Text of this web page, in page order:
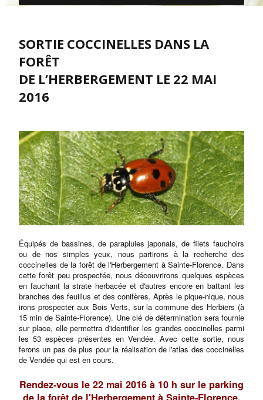
SORTIE COCCINELLES DANS LA
FORÊT
DE L’HERBERGEMENT LE 22 MAI
2016
Équipés de bassines, de parapluies japonais, de filets fauchoirs
ou de nos simples yeux, nous partirons à la recherche des
coccinelles de la forêt de l'Herbergement à Sainte-Florence. Dans
cette forêt peu prospectée, nous découvrirons quelques espèces
en fauchant la strate herbacée et d'autres encore en battant les
branches des feuillus et des conifères. Après le pique-nique, nous
irons prospecter aux Bois Verts, sur la commune des Herbiers (à
15 min de Sainte-Florence). Une clé de détermination sera fournie
sur place, elle permettra d'identifier les grandes coccinelles parmi
les 53 espèces présentes en Vendée. Avec cette sortie, nous
ferons un pas de plus pour la réalisation de l'atlas des coccinelles
de Vendée qui est en cours.
Rendez-vous le 22 mai 2016 à 10 h sur le parking
de la forêt de l'Herbergement à Sainte-Florence.